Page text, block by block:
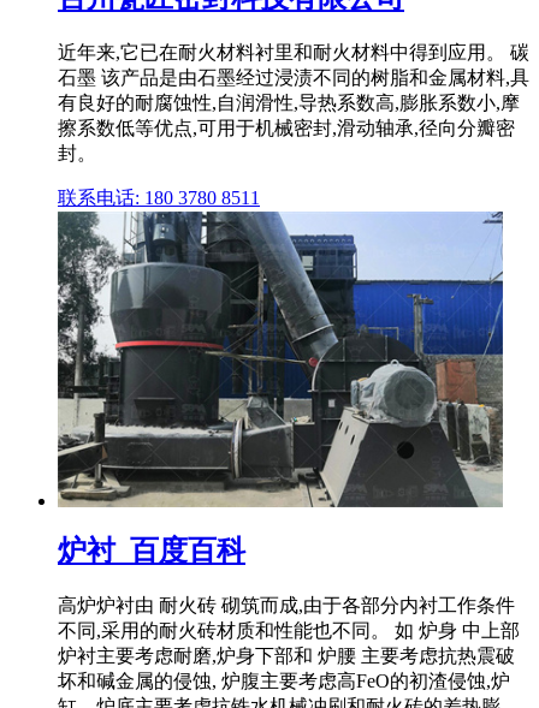
近年来,它已在耐火材料衬里和耐火材料中得到应用。 碳
石墨 该产品是由石墨经过浸渍不同的树脂和金属材料,具
有良好的耐腐蚀性,自润滑性,导热系数高,膨胀系数小,摩
擦系数低等优点,可用于机械密封,滑动轴承,径向分瓣密
封。
联系电话: 180 3780 8511
炉衬_百度百科
高炉炉衬由 耐火砖 砌筑而成,由于各部分内衬工作条件
不同,采用的耐火砖材质和性能也不同。 如 炉身 中上部
炉衬主要考虑耐磨,炉身下部和 炉腰 主要考虑抗热震破
坏和碱金属的侵蚀, 炉腹主要考虑高FeO的初渣侵蚀,炉